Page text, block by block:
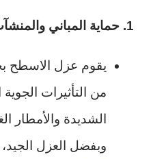
1. حماية المباني والمنشآت:
يقوم عزل الاسطح
من التأثيرات
الشديدة والأمطار
وبفضل العزل